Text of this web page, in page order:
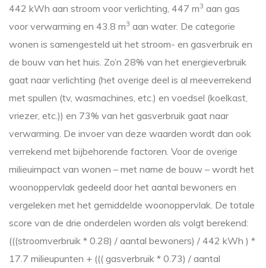
442 kWh aan stroom voor verlichting, 447 m3 aan gas
voor verwarming en 43.8 m3 aan water. De categorie
wonen is samengesteld uit het stroom- en gasverbruik en
de bouw van het huis. Zo’n 28% van het energieverbruik
gaat naar verlichting (het overige deel is al meeverrekend
met spullen (tv, wasmachines, etc.) en voedsel (koelkast,
vriezer, etc.)) en 73% van het gasverbruik gaat naar
verwarming. De invoer van deze waarden wordt dan ook
verrekend met bijbehorende factoren. Voor de overige
milieuimpact van wonen – met name de bouw – wordt het
woonoppervlak gedeeld door het aantal bewoners en
vergeleken met het gemiddelde woonoppervlak. De totale
score van de drie onderdelen worden als volgt berekend:
(((stroomverbruik * 0.28) / aantal bewoners) / 442 kWh ) *
17.7 milieupunten + ((( gasverbruik * 0.73) / aantal